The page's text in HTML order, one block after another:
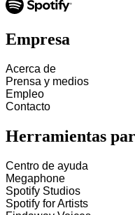
Empresa
Acerca de
Prensa y medios
Empleo
Contacto
Herramientas
Centro de ayuda
Megaphone
Spotify Studios
Spotify for Artists